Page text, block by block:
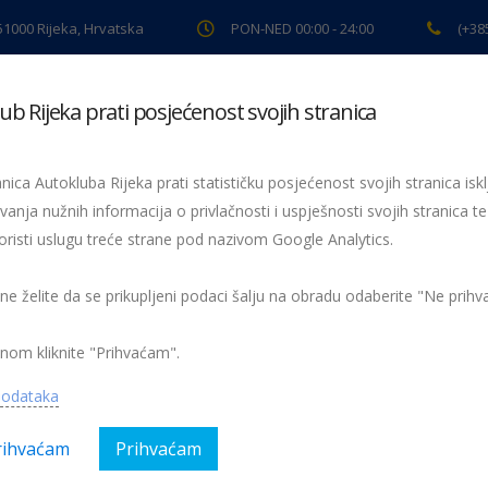
Rijeka, Hrvatska PON-NED 00:00 - 24:00
pregled Pomoć na cesti Servis Preventiva
Žmigavac 13
Rijeka prati posjećenost svojih stranica
Autokluba Rijeka prati statističku posjećenost svojih stranica
nužnih informacija o privlačnosti i uspješnosti svojih stranica te
uslugu treće strane pod nazivom Google Analytics.
želite da se prikupljeni podaci šalju na obradu odaberite "Ne
kliknite "Prihvaćam".
Prihvaćam